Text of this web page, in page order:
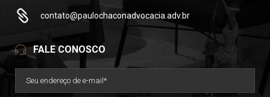
contato@paulochaconadvocacia.adv.br
FALE CONOSCO